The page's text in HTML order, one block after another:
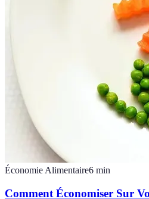
Économie Alimentaire6 min
Comment Économiser Sur